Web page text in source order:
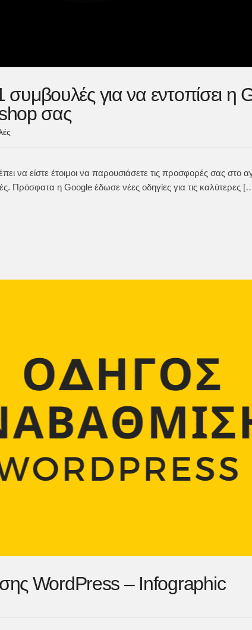
για να εντοπίσει η
σας
να είστε έτοιμοι να παρουσιάσετε τις προσφορές σας στο
Πρόσφατα η Google έδωσε νέες οδηγίες για τις καλύτερες
WordPress – Infographic